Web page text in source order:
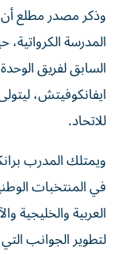
وذكر مصدر مطلع أن
المدرسة
السابق لفريق
ايفانكوفيتش،
للاتحاد.
في المنتخبات
العربية
لتطوير الجوانب